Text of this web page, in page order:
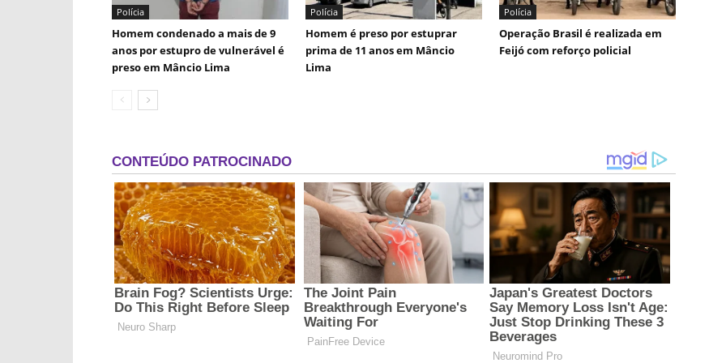
Polícia
Homem condenado a mais de 9
anos por estupro de vulnerável é
preso em Mâncio Lima
Polícia
Homem é preso por estuprar
prima de 11 anos em Mâncio
Lima
Polícia
Operação Brasil é realizada em
Feijó com reforço policial